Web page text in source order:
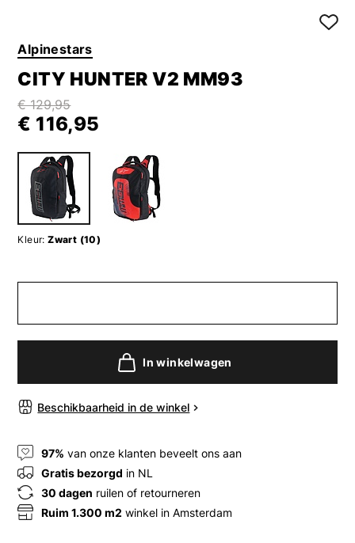
Alpinestars
CITY HUNTER V2 MM93
€ 129,95
€ 116,95
Kleur: Zwart (10)
In winkelwagen
Beschikbaarheid in de winkel
97% van onze klanten beveelt ons aan
Gratis bezorgd in NL
30 dagen ruilen of retourneren
Ruim 1.300 m2 winkel in Amsterdam